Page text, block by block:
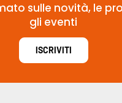
sulle novità, le
gli eventi
ISCRIVITI